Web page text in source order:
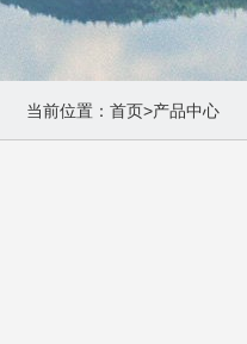
当前位置： 首页>产品中心